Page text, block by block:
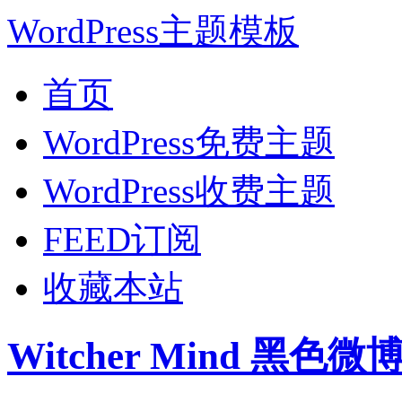
WordPress主题模板
首页
WordPress免费主题
WordPress收费主题
FEED订阅
收藏本站
Witcher Mind 黑色微